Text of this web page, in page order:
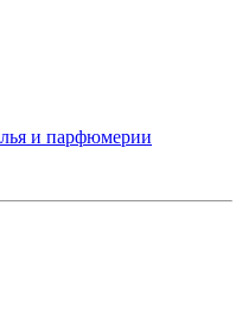
и парфюмерии